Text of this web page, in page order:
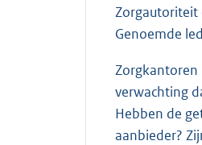
Zorgautoriteit
Genoemde
Zorgkantoren
verwachting
Hebben de
aanbieder?